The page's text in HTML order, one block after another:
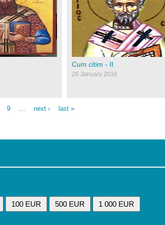
sfantul-calist2.jpg
Cum citim - II
26 January 2016
9 … next › last »
100 EUR 500 EUR 1 000 EUR